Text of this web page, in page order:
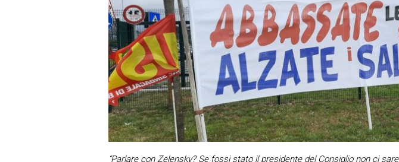
“Parlare con Zelensky? Se fossi stato il presidente del Consiglio non ci